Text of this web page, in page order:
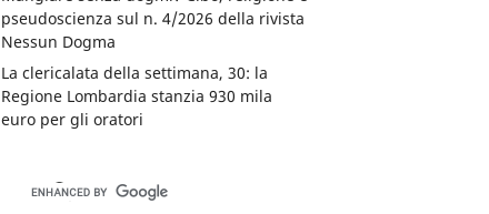
pseudoscienza sul n. 4/2026 della rivista
Nessun Dogma
La clericalata della settimana, 30: la
Regione Lombardia stanzia 930 mila
euro per gli oratori